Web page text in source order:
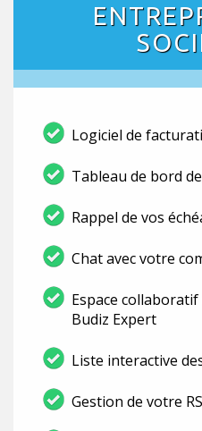
Logiciel de
Tableau de bord
Rappel de vos
Chat avec votre
Espace
Budiz Expert
Liste interactive
Gestion de votre